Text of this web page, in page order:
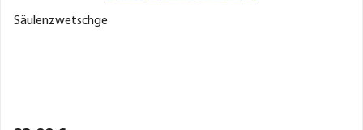
Säulenzwetschge